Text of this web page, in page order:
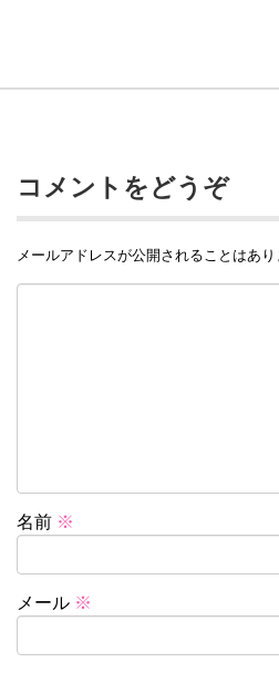
コメントをどうぞ
メールアドレスが公開されることはあり
名前 ※
メール ※